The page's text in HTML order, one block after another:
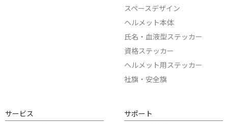
スペースデザイン
ヘルメット本体
氏名・血液型ステッカー
資格ステッカー
ヘルメット用ステッカー
社旗・安全旗
サービス
サポート